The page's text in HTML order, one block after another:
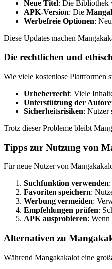
Neue Titel: Die Bibliothek
APK-Version: Die
Werbefreie Optionen:
Diese Updates machen
Die rechtlichen und
Wie viele kostenlose Plattformen
Urheberrecht: Viele
Unterstützung der
Sicherheitsrisiken: Nutzer
Trotz dieser Probleme bleibt
Tipps zur Nutzung von
Für neue Nutzer von
Suchfunktion verwenden
Favoriten speichern:
Werbung vermeiden:
Empfehlungen prüfen:
APK ausprobieren: Wenn
Alternativen zu
Während Mangakakalot eine